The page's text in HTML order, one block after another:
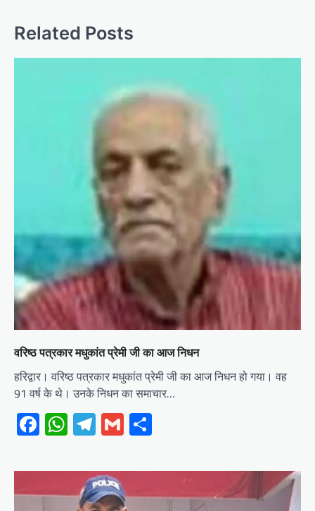
Related Posts
वरिष्ठ पत्रकार मधुकांत प्रेमी जी का आज निधन
हरिद्वार। वरिष्ठ पत्रकार मधुकांत प्रेमी जी का आज निधन हो गया। वह
91 वर्ष के थे। उनके निधन का समाचार…
Facebook
WhatsApp
Telegram
Gmail